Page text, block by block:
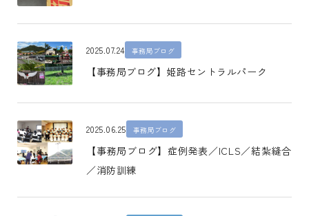
2025.07.24 事務局ブログ
【事務局ブログ】姫路セントラルパーク
2025.06.25 事務局ブログ
【事務局ブログ】症例発表／ICLS／結紮縫合
／消防訓練